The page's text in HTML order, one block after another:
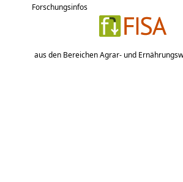
Forschungsinfos
aus den Bereichen Agrar- und